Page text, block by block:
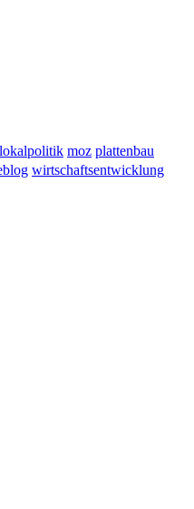
lokalpolitik moz plattenbau
wirtschaftsentwicklung